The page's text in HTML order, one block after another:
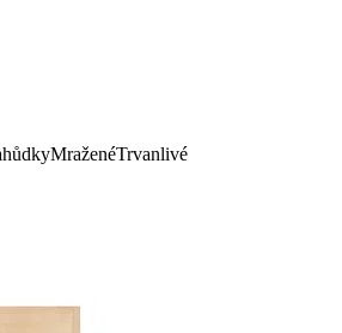
MraženéTrvanlivé